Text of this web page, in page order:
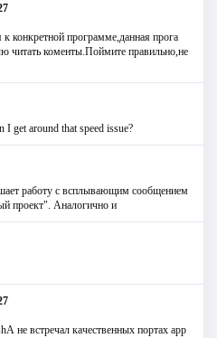
конкретной программе,данная прога
читать коменты.Поймите правильно,не
I get around that speed issue?
работу с всплывающим сообщением
проект". Аналогично и
не встречал качественных портах app